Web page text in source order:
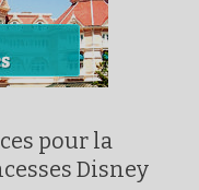
pour la
Disney